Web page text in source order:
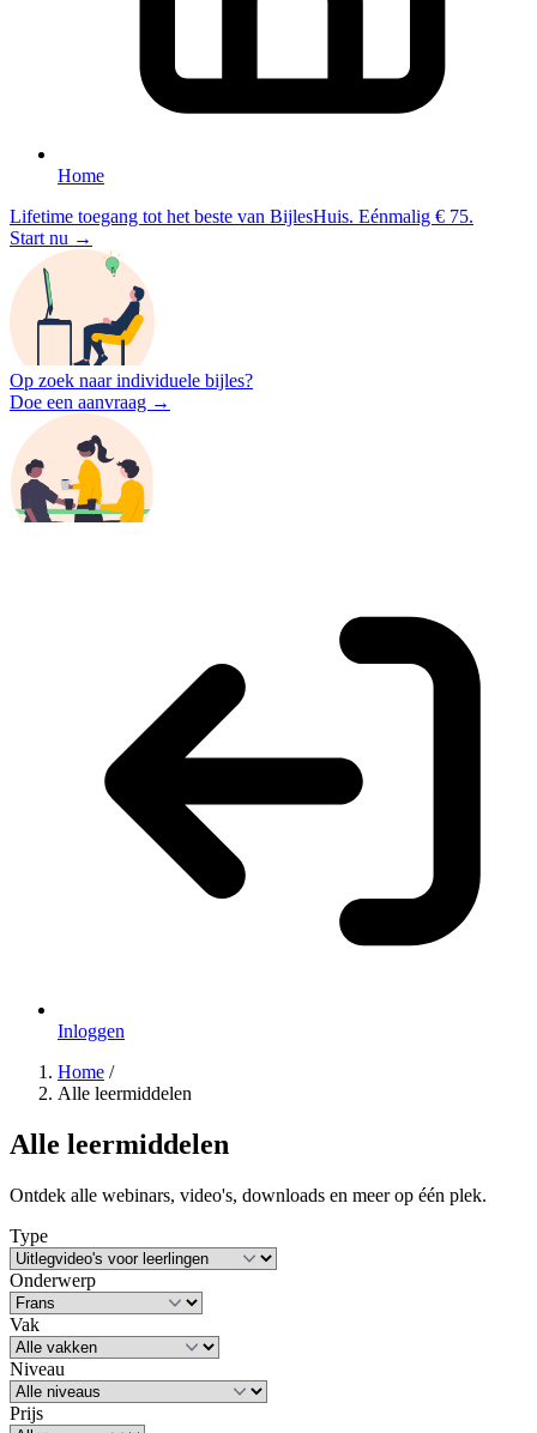
Home
Lifetime toegang tot het beste van BijlesHuis. Eénmalig € 75.
Start nu →
Op zoek naar individuele bijles?
Doe een aanvraag →
Inloggen
Home /
Alle leermiddelen
Alle leermiddelen
Ontdek alle webinars, video's, downloads en meer op één plek.
Type
Onderwerp
Vak
Niveau
Prijs